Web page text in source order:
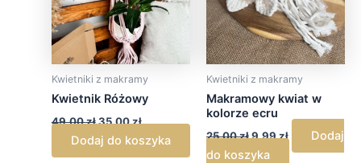
Kwietniki z makramy
Kwietnik Różowy
49,00zł35,00zł
Dodaj do koszyka
Kwietniki z makramy
Makramowy kwiat w
kolorze ecru
25,00zł9,99zł
Dodaj
do koszyka